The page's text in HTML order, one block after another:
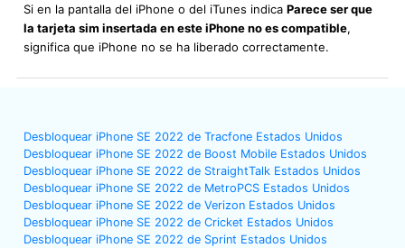
Si en la pantalla del iPhone o del iTunes indica Parece ser que
la tarjeta sim insertada en este iPhone no es compatible,
significa que iPhone no se ha liberado correctamente.
Desbloquear iPhone SE 2022 de Tracfone Estados Unidos
Desbloquear iPhone SE 2022 de Boost Mobile Estados Unidos
Desbloquear iPhone SE 2022 de StraightTalk Estados Unidos
Desbloquear iPhone SE 2022 de MetroPCS Estados Unidos
Desbloquear iPhone SE 2022 de Verizon Estados Unidos
Desbloquear iPhone SE 2022 de Cricket Estados Unidos
Desbloquear iPhone SE 2022 de Sprint Estados Unidos